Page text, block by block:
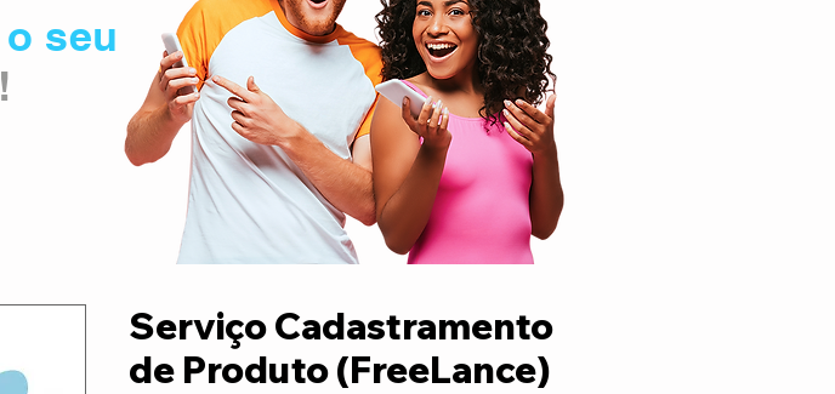
o seu
!
Serviço Cadastramento
de Produto (FreeLance)